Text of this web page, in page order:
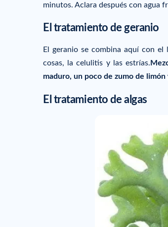
minutos. Aclara después con agua
El tratamiento de geranio
El geranio se combina aquí con
cosas, la celulitis y las estrías.
maduro, un poco de zumo de limón
El tratamiento de algas